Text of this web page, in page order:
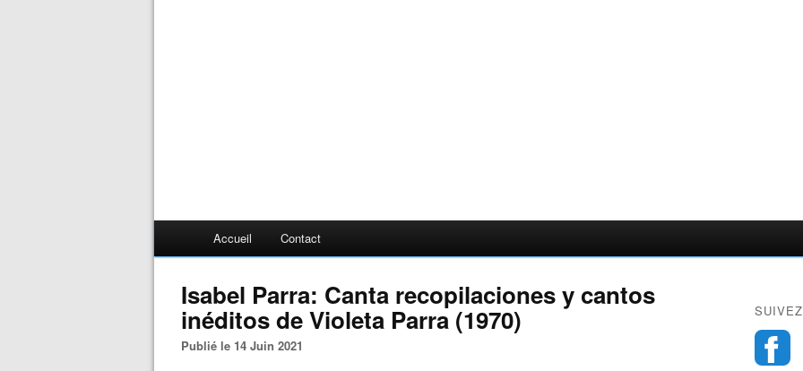
Accueil Contact
Isabel Parra: Canta recopilaciones y cantos
inéditos de Violeta Parra (1970)
Publié le 14 Juin 2021